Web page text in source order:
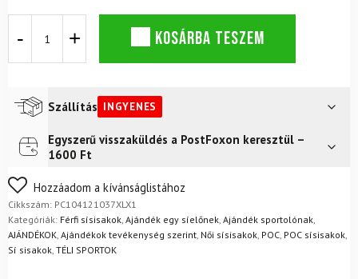
síkisisak
Uranium
Black
Matt
mennyiség
KOSÁRBA TESZEM
Szállítás INGYENES
Futár a címreIngyenes
FoxPost
Egyszerű visszaküldés a PostFoxon keresztül –
1600 Ft
Nem biztos a választásában? Semmi gond – a terméket
egyszerűen visszaküldheti 14 napon belül, indoklás nélkül.
Mik a visszaküldés feltételei?
Hozzáadom a kívánságlistához
Cikkszám: PC104121037XLX1
Kategóriák: Férfi sísisakok Ajándék egy síelőnek Ajándék sportolónak
AJÁNDÉKOK Ajándékok tevékenység szerint Női sísisakok POC POC sísisakok
Sí sisakok TÉLI SPORTOK